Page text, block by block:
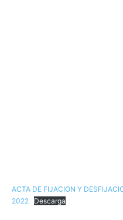
ACTA DE FIJACION Y
2022
Descarga